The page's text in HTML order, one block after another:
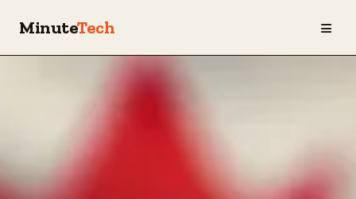
MinuteTech ≡